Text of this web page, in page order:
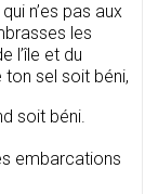
n’es pas aux
les
l’île et du
ton sel soit béni,
soit béni.
embarcations